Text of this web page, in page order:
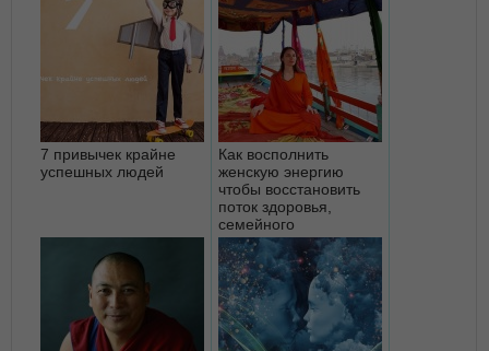
7 привычек крайне
успешных людей
Как восполнить
женскую энергию
чтобы восстановить
поток здоровья,
семейного
благополучия,
материальн...